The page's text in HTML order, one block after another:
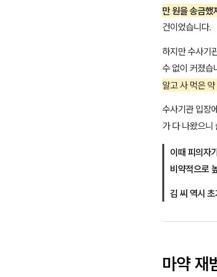
만 원을 송금했
건이었습니다.
하지만 수사기
수 없이 커졌습
알고 사 먹은
수사기관 입장
가 다 나왔으니
이때 피의자
비약적으로
김 씨 역시
마약 재